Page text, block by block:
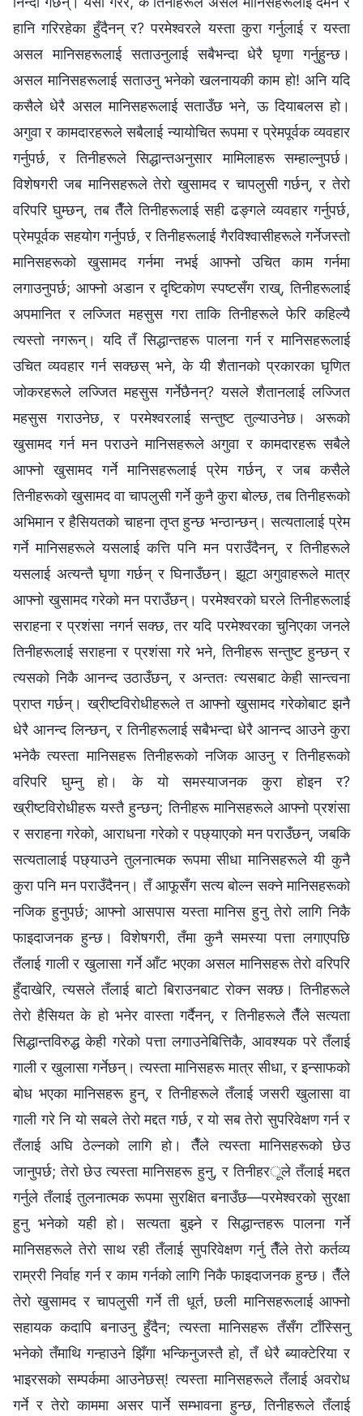
हानि गरिरहेका हुँदैनन् र? परमेश्‍वरले यस्ता कुरा गर्नुलाई र यस्ता
असल मानिसहरूलाई सताउनुलाई सबैभन्दा धेरै घृणा गर्नुहुन्छ।
असल मानिसहरूलाई सताउनु भनेको खलनायकी काम हो! अनि यदि
कसैले धेरै असल मानिसहरूलाई सताउँछ भने, ऊ दियाबलस हो।
अगुवा र कामदारहरूले सबैलाई न्यायोचित रूपमा र प्रेमपूर्वक व्यवहार
गर्नुपर्छ, र तिनीहरूले सिद्धान्तअनुसार मामिलाहरू सम्हाल्नुपर्छ।
विशेषगरी जब मानिसहरूले तेरो खुसामद र चापलुसी गर्छन्, र तेरो
वरिपरि घुम्छन्, तब तैँले तिनीहरूलाई सही ढङ्गले व्यवहार गर्नुपर्छ,
प्रेमपूर्वक सहयोग गर्नुपर्छ, र तिनीहरूलाई गैरविश्‍वासीहरूले गर्नेजस्तो
मानिसहरूको खुसामद गर्नमा नभई आफ्नो उचित काम गर्नमा
लगाउनुपर्छ; आफ्नो अडान र दृष्टिकोण स्पष्टसँग राख्, तिनीहरूलाई
अपमानित र लज्जित महसुस गरा ताकि तिनीहरूले फेरि कहिल्यै
त्यस्तो नगरून्। यदि तँ सिद्धान्तहरू पालना गर्न र मानिसहरूलाई
उचित व्यवहार गर्न सक्छस् भने, के यी शैतानको प्रकारका घृणित
जोकरहरूले लज्जित महसुस गर्नेछैनन्? यसले शैतानलाई लज्जित
महसुस गराउनेछ, र परमेश्‍वरलाई सन्तुष्ट तुल्याउनेछ। अरूको
खुसामद गर्न मन पराउने मानिसहरूले अगुवा र कामदारहरू सबैले
आफ्नो खुसामद गर्ने मानिसहरूलाई प्रेम गर्छन्, र जब कसैले
तिनीहरूको खुसामद वा चापलुसी गर्ने कुनै कुरा बोल्छ, तब तिनीहरूको
अभिमान र हैसियतको चाहना तृप्त हुन्छ भन्ठान्छन्। सत्यतालाई प्रेम
गर्ने मानिसहरूले यसलाई कत्ति पनि मन पराउँदैनन्, र तिनीहरूले
यसलाई अत्यन्तै घृणा गर्छन् र घिनाउँछन्। झूटा अगुवाहरूले मात्र
आफ्नो खुसामद गरेको मन पराउँछन्। परमेश्‍वरको घरले तिनीहरूलाई
सराहना र प्रशंसा नगर्न सक्छ, तर यदि परमेश्‍वरका चुनिएका जनले
तिनीहरूलाई सराहना र प्रशंसा गरे भने, तिनीहरू सन्तुष्ट हुन्छन् र
त्यसको निकै आनन्द उठाउँछन्, र अन्ततः त्यसबाट केही सान्त्वना
प्राप्त गर्छन्। ख्रीष्टविरोधीहरूले त आफ्नो खुसामद गरेकोबाट झनै
धेरै आनन्द लिन्छन्, र तिनीहरूलाई सबैभन्दा धेरै आनन्द आउने कुरा
भनेकै त्यस्ता मानिसहरू तिनीहरूको नजिक आउनु र तिनीहरूको
वरिपरि घुम्नु हो। के यो समस्याजनक कुरा होइन र?
ख्रीष्टविरोधीहरू यस्तै हुन्छन्; तिनीहरू मानिसहरूले आफ्नो प्रशंसा
र सराहना गरेको, आराधना गरेको र पछ्याएको मन पराउँछन्, जबकि
सत्यतालाई पछ्याउने तुलनात्मक रूपमा सीधा मानिसहरूले यी कुनै
कुरा पनि मन पराउँदैनन्। तँ आफूसँग सत्य बोल्न सक्ने मानिसहरूको
नजिक हुनुपर्छ; आफ्नो आसपास यस्ता मानिस हुनु तेरो लागि निकै
फाइदाजनक हुन्छ। विशेषगरी, तँमा कुनै समस्या पत्ता लगाएपछि
तँलाई गाली र खुलासा गर्ने आँट भएका असल मानिसहरू तेरो वरिपरि
हुँदाखेरि, त्यसले तँलाई बाटो बिराउनबाट रोक्न सक्छ। तिनीहरूले
तेरो हैसियत के हो भनेर वास्ता गर्दैनन्, र तिनीहरूले तैँले सत्यता
सिद्धान्तविरुद्ध केही गरेको पत्ता लगाउनेबित्तिकै, आवश्यक परे तँलाई
गाली र खुलासा गर्नेछन्। त्यस्ता मानिसहरू मात्र सीधा, र इन्साफको
बोध भएका मानिसहरू हुन्, र तिनीहरूले तँलाई जसरी खुलासा वा
गाली गरे नि यो सबले तेरो मद्दत गर्छ, र यो सब तेरो सुपरिवेक्षण गर्न र
तँलाई अघि ठेल्नको लागि हो। तैँले त्यस्ता मानिसहरूको छेउ
जानुपर्छ; तेरो छेउ त्यस्ता मानिसहरू हुनु, र तिनीहरूले तँलाई मद्दत
गर्नुले तँलाई तुलनात्मक रूपमा सुरक्षित बनाउँछ—परमेश्‍वरको सुरक्षा
हुनु भनेको यही हो। सत्यता बुझ्ने र सिद्धान्तहरू पालना गर्ने
मानिसहरूले तेरो साथ रही तँलाई सुपरिवेक्षण गर्नु तैँले तेरो कर्तव्य
राम्ररी निर्वाह गर्न र काम गर्नको लागि निकै फाइदाजनक हुन्छ। तैँले
तेरो खुसामद र चापलुसी गर्ने ती धूर्त, छली मानिसहरूलाई आफ्नो
सहायक कदापि बनाउनु हुँदैन; त्यस्ता मानिसहरू तँसँग टाँस्‍सिनु
भनेको तँमाथि गन्हाउने झिँगा भन्किनुजस्तै हो, तँ धेरै ब्याक्टेरिया र
भाइरसको सम्पर्कमा आउनेछस्! त्यस्ता मानिसहरूले तँलाई अवरोध
गर्ने र तेरो काममा असर पार्ने सम्भावना हुन्छ, तिनीहरूले तँलाई